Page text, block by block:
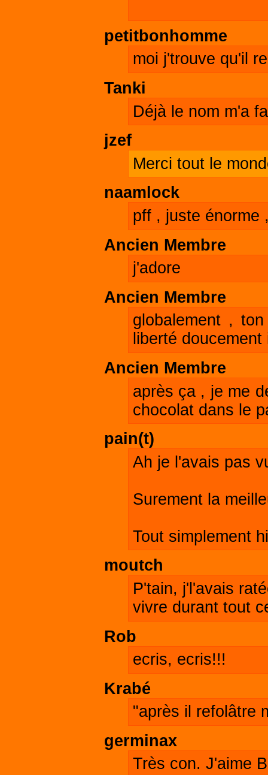
petitbonhomme
moi j'trouve qu'il
Tanki
Déjà le nom m'a
jzef
Merci tout le
naamlock
pff , juste énorme
Ancien Membre
j'adore
Ancien Membre
globalement ,
liberté
Ancien Membre
après ça , je me
chocolat dans le
pain(t)
Ah je l'avais pas
Surement la
Tout simplement
moutch
P'tain, j'l'avais
vivre durant tout
Rob
ecris, ecris!!!
Krabé
"après il refolâtre
germinax
Très con. J'aime